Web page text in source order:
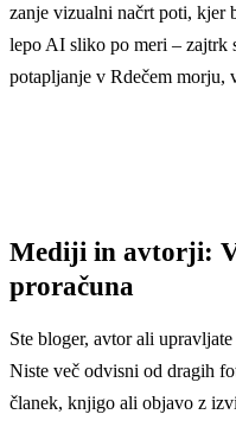
zanje vizualni načrt poti, kjer
lepo AI sliko po meri – zajtrk
potapljanje v Rdečem morju,
Mediji in avtorji:
proračuna
Ste bloger, avtor ali
Niste več odvisni od dragih
članek, knjigo ali objavo z